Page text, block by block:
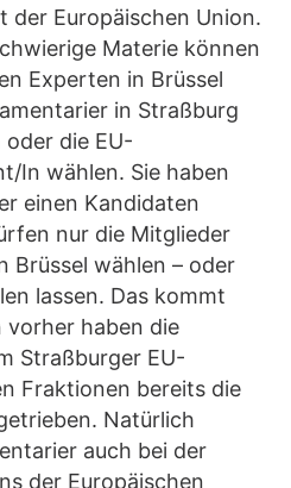
der Europäischen Union.
Materie können
Experten in Brüssel
in Straßburg
die EU-
In wählen. Sie haben
einen Kandidaten
nur die Mitglieder
Brüssel wählen – oder
lassen. Das kommt
vorher haben die
Straßburger EU-
Fraktionen bereits die
Natürlich
auch bei der
der Europäischen